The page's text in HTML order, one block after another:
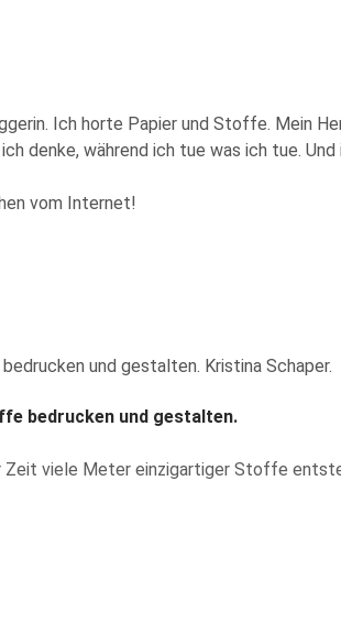
Ich horte Papier und Stoffe. Mein
denke, während ich tue was ich tue.
vom Internet!
bedrucken und gestalten.
Zeit viele Meter einzigartiger Stoffe